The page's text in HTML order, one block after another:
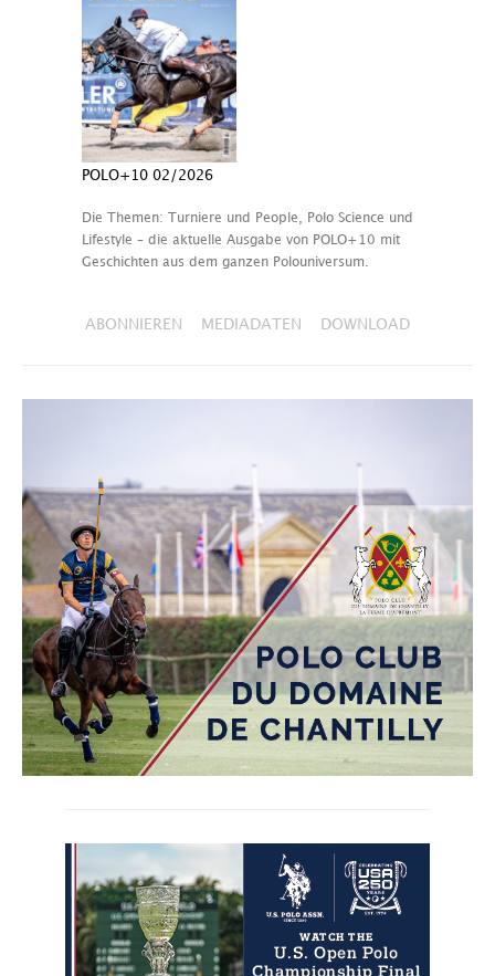
POLO+10 02/2026
Die Themen: Turniere und People, Polo Science und
Lifestyle – die aktuelle Ausgabe von POLO+10 mit
Geschichten aus dem ganzen Polouniversum.
ABONNIEREN MEDIADATEN DOWNLOAD